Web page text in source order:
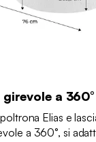
a 360°
Elias e
a 360°, si